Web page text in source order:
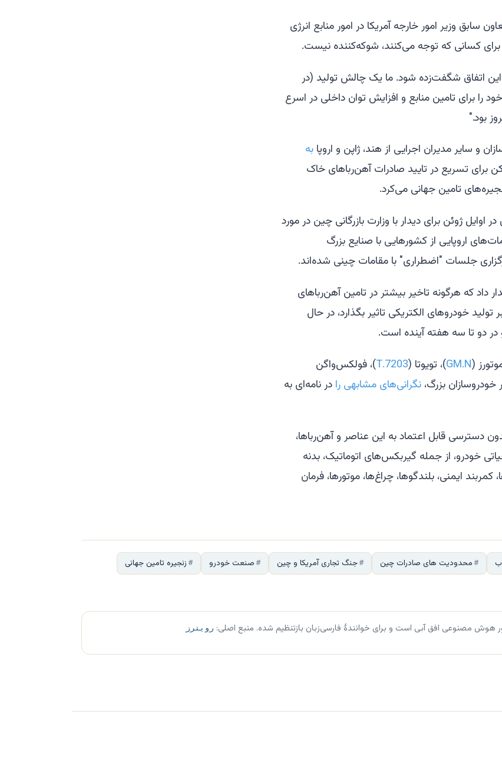
وزیر امور خارجه آمریکا در امور منابع انرژی
کسانی که توجه می‌کنند، شوکه‌کننده نیست.
اتفاق شگفت‌زده شود. ما یک چالش تولید (در
را برای تامین منابع و افزایش توان داخلی در اسرع
بود."
و سایر مدیران اجرایی از هند، ژاپن و اروپا به
برای تسریع در تایید صادرات آهن‌رباهای خاک
تامین جهانی می‌کرد.
ژوئن برای دیدار با وزارت بازرگانی چین در مورد
اروپایی از کشورهایی با صنایع بزرگ
جلسات "اضطراری" با مقامات چینی شده‌اند.
داد که هرگونه تاخیر بیشتر در تامین آهن‌رباهای
خودروهای الکتریکی تاثیر بگذارد، در حال
در دو تا سه هفته آینده است.
(
GM.N)، تویوتا (7203.T )، فولکس‌واگن
خودروسازان بزرگ، نگرانی‌های مشابهی را در نامه‌ای به
دسترسی قابل اعتماد به این عناصر و آهن‌رباها،
خودرو، از جمله گیربکس‌های اتوماتیک، بدنه
ایمنی، بلندگوها، چراغ‌ها، موتورها، فرمان
محدودیت های صادرات چین جنگ تجاری آمریکا و چین صنعت خودرو
زنجیره تامین جهانی
هوش مصنوعی افق آبی است و برای خوانندهٔ فارسی‌زبان بازتنظیم شده. منبع اصلی: رویترز